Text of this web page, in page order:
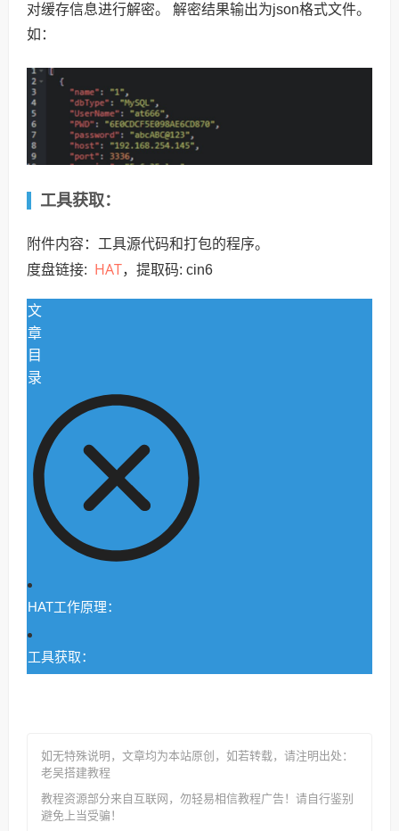
对缓存信息进行解密。 解密结果输出为json格式文件。
如：
工具获取：
附件内容：工具源代码和打包的程序。
度盘链接: HAT，提取码: cin6
文
章
目
录
HAT工作原理：
工具获取：
如无特殊说明，文章均为本站原创 ，如若转载，请注明出处：
老吴搭建教程
教程资源部分来自互联网，勿轻易相信教程广告！请自行鉴别
避免上当受骗！